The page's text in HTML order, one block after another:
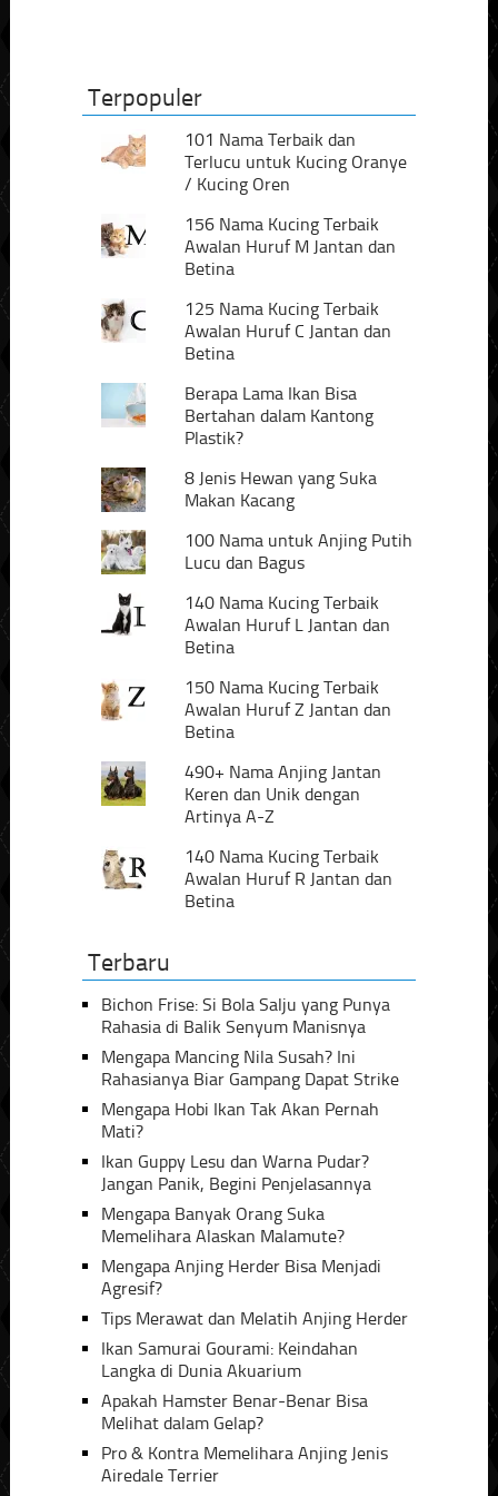
Terpopuler
101 Nama Terbaik dan
Terlucu untuk Kucing Oranye
/ Kucing Oren
156 Nama Kucing Terbaik
Awalan Huruf M Jantan dan
Betina
125 Nama Kucing Terbaik
Awalan Huruf C Jantan dan
Betina
Berapa Lama Ikan Bisa
Bertahan dalam Kantong
Plastik?
8 Jenis Hewan yang Suka
Makan Kacang
100 Nama untuk Anjing Putih
Lucu dan Bagus
140 Nama Kucing Terbaik
Awalan Huruf L Jantan dan
Betina
150 Nama Kucing Terbaik
Awalan Huruf Z Jantan dan
Betina
490+ Nama Anjing Jantan
Keren dan Unik dengan
Artinya A-Z
140 Nama Kucing Terbaik
Awalan Huruf R Jantan dan
Betina
Terbaru
Bichon Frise: Si Bola Salju yang Punya
Rahasia di Balik Senyum Manisnya
Mengapa Mancing Nila Susah? Ini
Rahasianya Biar Gampang Dapat Strike
Mengapa Hobi Ikan Tak Akan Pernah
Mati?
Ikan Guppy Lesu dan Warna Pudar?
Jangan Panik, Begini Penjelasannya
Mengapa Banyak Orang Suka
Memelihara Alaskan Malamute?
Mengapa Anjing Herder Bisa Menjadi
Agresif?
Tips Merawat dan Melatih Anjing Herder
Ikan Samurai Gourami: Keindahan
Langka di Dunia Akuarium
Apakah Hamster Benar-Benar Bisa
Melihat dalam Gelap?
Pro & Kontra Memelihara Anjing Jenis
Airedale Terrier